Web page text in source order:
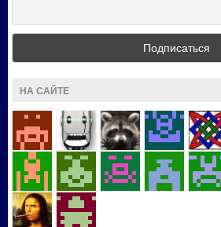
НА САЙТЕ